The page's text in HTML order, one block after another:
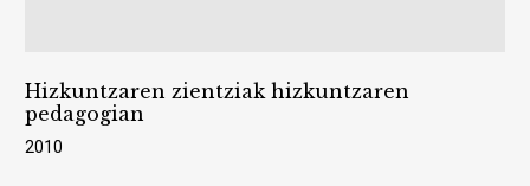
Hizkuntzaren zientziak hizkuntzaren
pedagogian
2010